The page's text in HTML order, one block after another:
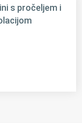
s pročeljem i